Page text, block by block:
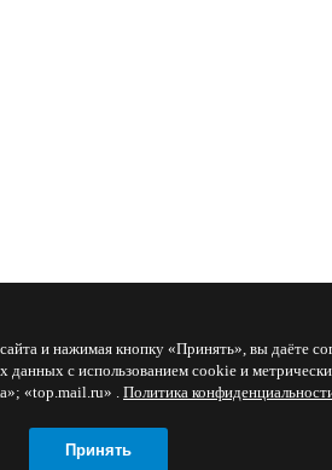
и нажимая кнопку «Принять», вы даёте
данных с использованием cookie и
«top.mail.ru» . Политика
Принять